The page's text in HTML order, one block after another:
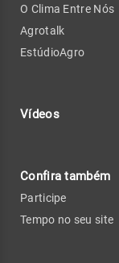
O Clima Entre Nós
Agrotalk
EstúdioAgro
Vídeos
Confira também
Participe
Tempo no seu site